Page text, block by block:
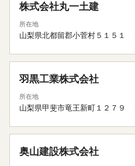
株式会社丸一土建
所在地
山梨県北都留郡小菅村５１５１
羽黒工業株式会社
所在地
山梨県甲斐市竜王新町１２７９
奥山建設株式会社